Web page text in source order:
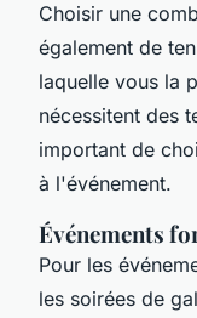
Choisir une
également de
laquelle vous la
nécessitent des
important de
à l'événement.
Événements
Pour les
les soirées de